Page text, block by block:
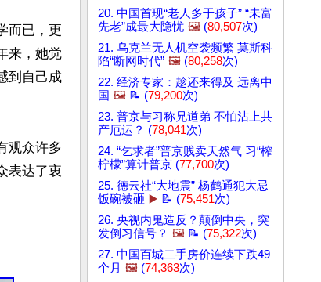
而已，更
来，她觉
到自己成
观众许多
表达了衷
20. 中国首现“老人多于孩子” “未富
先老”成最大隐忧 🖼️ (80,507次)
21. 乌克兰无人机空袭频繁 莫斯科
陷“断网时代” 🖼️ (80,258次)
22. 经济专家：趁还来得及 远离中
国 🖼️ 📝 (79,200次)
23. 普京与习称兄道弟 不怕沾上共
产厄运？ (78,041次)
24. “乞求者”普京贱卖天然气 习“榨
柠檬”算计普京 (77,700次)
25. 德云社“大地震” 杨鹤通犯大忌
饭碗被砸 ▶️ 📝 (75,451次)
26. 央视内鬼造反？颠倒中央，突
发倒习信号？ 🖼️ 📝 (75,322次)
27. 中国百城二手房价连续下跌49
个月 🖼️ (74,363次)